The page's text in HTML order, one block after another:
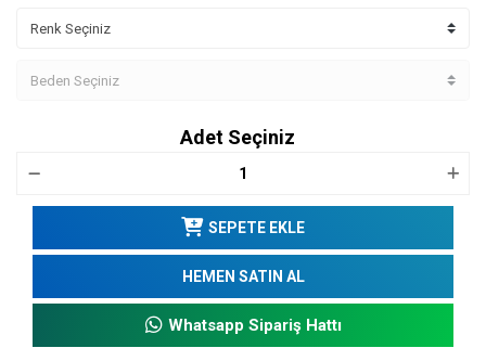
Adet Seçiniz
SEPETE EKLE
HEMEN SATIN AL
Whatsapp Sipariş Hattı